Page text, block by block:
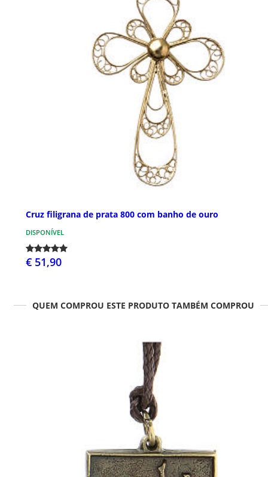
Cruz filigrana de prata 800 com banho de ouro
DISPONÍVEL
€ 51,90
QUEM COMPROU ESTE PRODUTO TAMBÉM COMPROU